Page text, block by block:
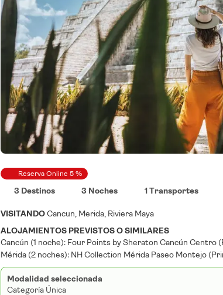
Reserva Online 5 %
3 Destinos 3 Noches 1 Transportes
VISITANDOCancun, Merida, Riviera Maya
ALOJAMIENTOS PREVISTOS O SIMILARES
Cancún (1 noche): Four Points by Sheraton Cancún Centro
Mérida (2 noches): NH Collection Mérida Paseo Montejo
Modalidad seleccionada
Categoría Única